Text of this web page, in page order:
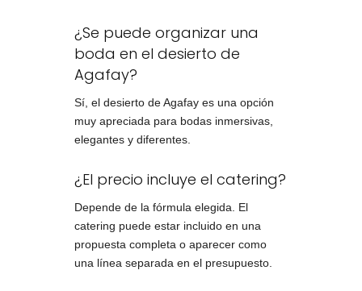
¿Se puede organizar una
boda en el desierto de
Agafay?
Sí, el desierto de Agafay es una opción
muy apreciada para bodas inmersivas,
elegantes y diferentes.
¿El precio incluye el catering?
Depende de la fórmula elegida. El
catering puede estar incluido en una
propuesta completa o aparecer como
una línea separada en el presupuesto.